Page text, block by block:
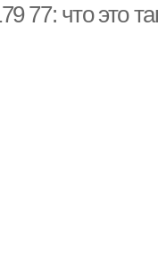
77: что это